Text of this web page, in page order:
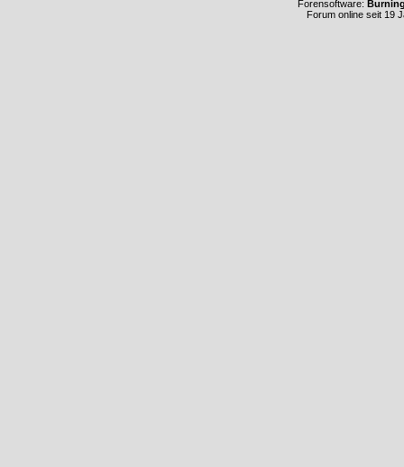
Forensoftware:
Forum online seit 19